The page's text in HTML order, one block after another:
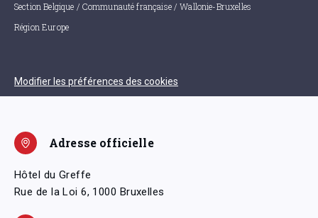
Section Belgique / Communauté française / Wallonie-Bruxelles
Région Europe
Modifier les préférences des cookies
Adresse officielle
Hôtel du Greffe
Rue de la Loi 6, 1000 Bruxelles